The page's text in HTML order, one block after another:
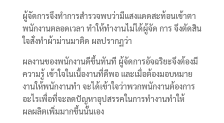
ผู้จัดการจึงทำการสำรวจพบว่ามีแสงแดดสะท้อนเข้าตา
พนักงานตลอดเวลา ทำให้ทำงานไม่ได้ผู้จัด การ จึงตัดสิน
ใจสั่งทำผ้าม่านมาติด ผลปรากฏว่า
ผลงานของพนักงานดีขึ้นทันที ผู้จัดการอัจฉริยะจึงต้องมี
ความรู้ เข้าใจในเนื้องานที่ดีพอ และเมื่อต้องมอบหมาย
งานให้พนักงานทำ จะได้เข้าใจว่าพวกพนักงานต้องการ
อะไรเพื่อที่จะลดปัญหาอุปสรรคในการทำงานทำให้
ผลผลิตเพิ่มมากขึ้นนั้นเอง